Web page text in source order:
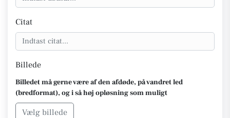
Citat
Billede
Billedet må gerne være af den afdøde, på vandret led
(bredformat), og i så høj opløsning som muligt
Vælg billede